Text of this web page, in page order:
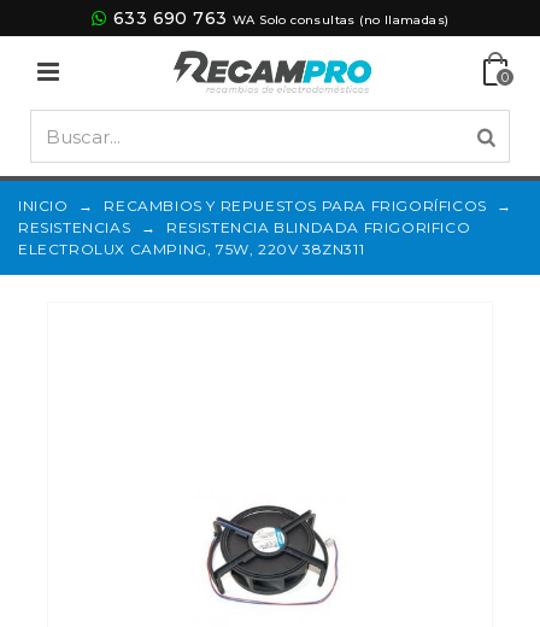
633 690 763 WA Solo consultas (no llamadas)
0
INICIO → RECAMBIOS Y REPUESTOS PARA FRIGORÍFICOS
→
RESISTENCIAS
→
RESISTENCIA BLINDADA FRIGORIFICO
ELECTROLUX CAMPING, 75W, 220V 38ZN311